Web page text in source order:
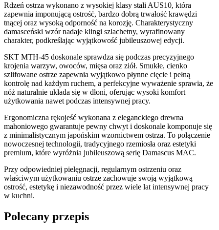
Rdzeń ostrza wykonano z wysokiej klasy stali AUS10, która
zapewnia imponującą ostrość, bardzo dobrą trwałość krawędzi
tnącej oraz wysoką odporność na korozję. Charakterystyczny
damasceński wzór nadaje klingi szlachetny, wyrafinowany
charakter, podkreślając wyjątkowość jubileuszowej edycji.
SKT MTH-45 doskonale sprawdza się podczas precyzyjnego
krojenia warzyw, owoców, mięsa oraz ziół. Smukłe, cienko
szlifowane ostrze zapewnia wyjątkowo płynne cięcie i pełną
kontrolę nad każdym ruchem, a perfekcyjne wyważenie sprawia, że
nóż naturalnie układa się w dłoni, oferując wysoki komfort
użytkowania nawet podczas intensywnej pracy.
Ergonomiczna rękojeść wykonana z eleganckiego drewna
mahoniowego gwarantuje pewny chwyt i doskonale komponuje się
z minimalistycznym japońskim wzornictwem ostrza. To połączenie
nowoczesnej technologii, tradycyjnego rzemiosła oraz estetyki
premium, które wyróżnia jubileuszową serię Damascus MAC.
Przy odpowiedniej pielęgnacji, regularnym ostrzeniu oraz
właściwym użytkowaniu ostrze zachowuje swoją wyjątkową
ostrość, estetykę i niezawodność przez wiele lat intensywnej pracy
w kuchni.
Polecany przepis